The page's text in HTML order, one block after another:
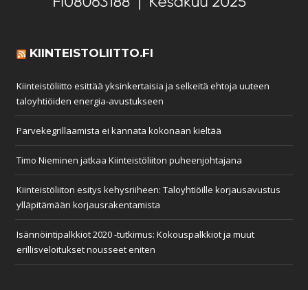
KIINTEISTOLIITTO.FI
Kiinteistöliitto esittää yksinkertaisia ja selkeitä ehtoja uuteen
taloyhtiöiden energia-avustukseen
Parvekegrillaamista ei kannata kokonaan kieltää
Timo Nieminen jatkaa Kiinteistöliiton puheenjohtajana
Kiinteistöliiton esitys kehysriiheen: Taloyhtiöille korjausavustus
ylläpitämään korjausrakentamista
Isännöintipalkkiot 2020 -tutkimus: Kokouspalkkiot ja muut
erillisveloitukset nousseet eniten